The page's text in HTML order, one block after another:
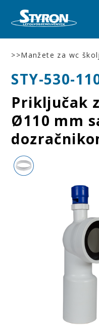
>>Manžete za wc
STY-530-
Priključak
Ø110 mm